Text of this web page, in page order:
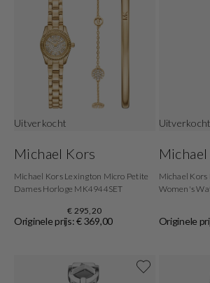
Uitverkocht
Michael Kors
Michael Kors Lexington Micro Petite
Dames Horloge MK4944SET
€ 295,20
Originele prijs: € 369,00
Uitverkocht
Michael
Women's
Originele